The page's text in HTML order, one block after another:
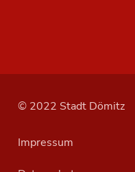
© 2022 Stadt Dömitz
Impressum